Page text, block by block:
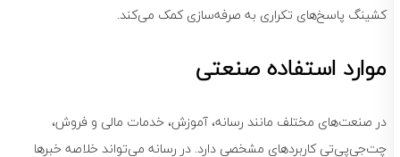
کشینگ پاسخ‌های تکراری به صرفه‌سازی کمک می‌کند.
موارد استفاده صنعتی
در صنعت‌های مختلف مانند رسانه، آموزش، خدمات مالی و فروش،
چت‌جی‌پی‌تی کاربردهای مشخصی دارد. در رسانه می‌تواند خلاصه خبرها